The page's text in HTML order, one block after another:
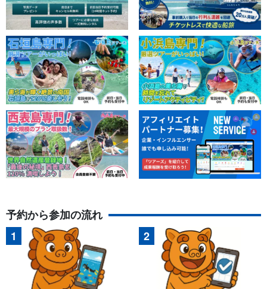
予約から参加の流れ